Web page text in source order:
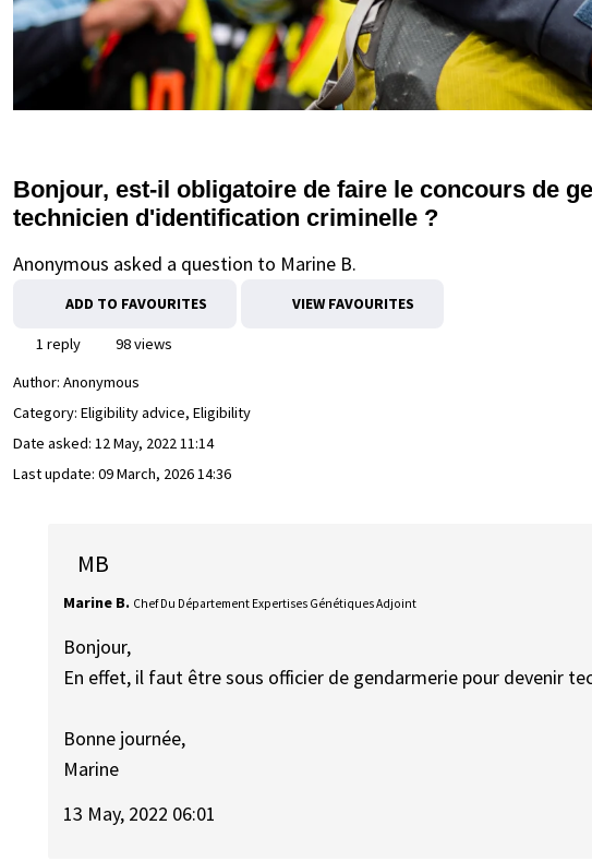
Bonjour, est-il obligatoire de faire le concours de
technicien d'identification criminelle ?
Anonymous asked a question to Marine B.
ADD TO FAVOURITES VIEW FAVOURITES
1 reply
98 views
Author: Anonymous
Category: Eligibility advice, Eligibility
Date asked: 12 May, 2022 11:14
Last update: 09 March, 2026 14:36
MB
Marine B. Chef Du Département Expertises Génétiques Adjoint
Bonjour,
En effet, il faut être sous officier de gendarmerie pour devenir
Bonne journée,
Marine
13 May, 2022 06:01